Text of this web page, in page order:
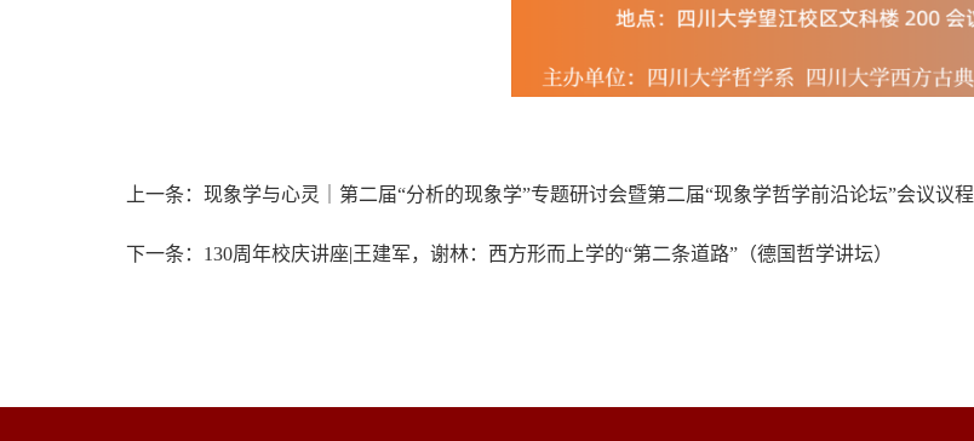
上一条：现象学与心灵｜第二届“分析的现象学”专题研讨会暨第二届“现象学哲学前沿论坛”会议议程
下一条：130周年校庆讲座|王建军，谢林：西方形而上学的“第二条道路”（德国哲学讲坛）